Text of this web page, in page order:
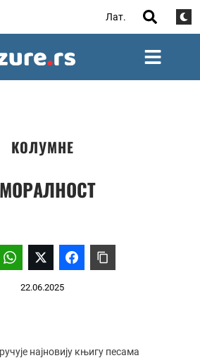
Лат.
КОЛУМНЕ
22.06.2025
најновију књигу песама